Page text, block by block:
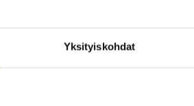
Yksityiskohdat